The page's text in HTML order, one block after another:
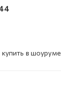
в шоуруме